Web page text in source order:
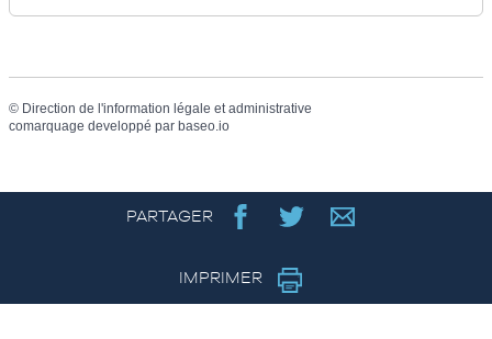
© Direction de l'information légale et administrative
comarquage developpé par baseo.io
PARTAGER
IMPRIMER